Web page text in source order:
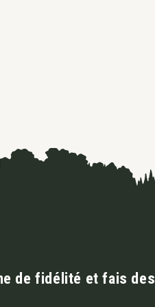
de fidélité et fais des